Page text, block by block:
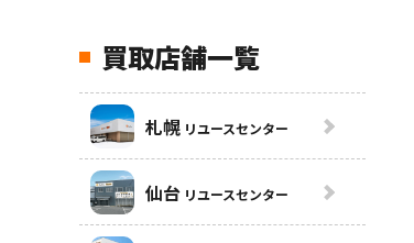
買取店舗一覧
札幌 リユースセンター
仙台 リユースセンター